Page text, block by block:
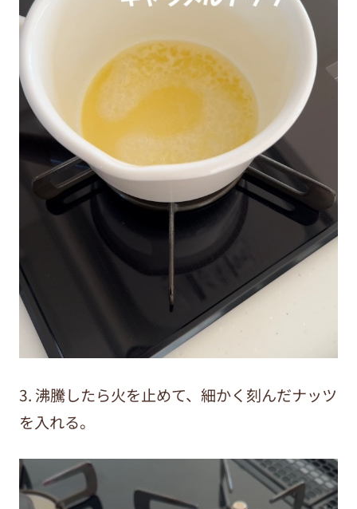
3. 沸騰したら火を止めて、細かく刻んだナッツ
を入れる。